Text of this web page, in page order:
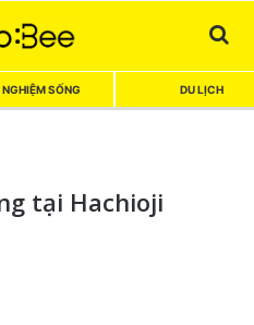
NGHIỆM SỐNG DU LỊCH
tại Hachioji